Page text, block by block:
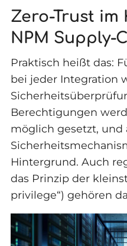
Zero-Trust im
NPM Supply-
Praktisch heißt das:
bei jeder Integration
Berechtigungen
möglich gesetzt, und
Hintergrund. Auch
das Prinzip der
privilege“) gehören